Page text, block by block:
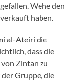
Wehe den
haben.
al-Ateiri die
dass die
Zintan zu
Gruppe, die